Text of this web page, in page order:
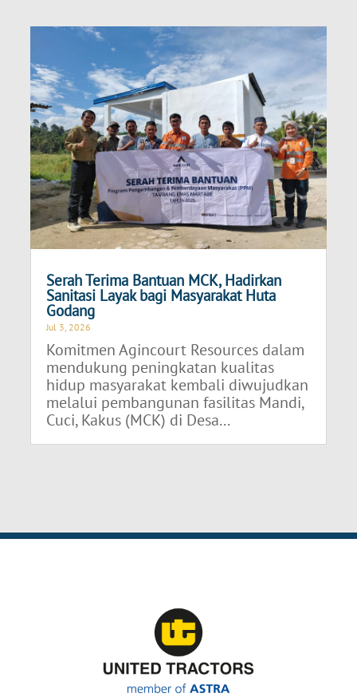
Serah Terima Bantuan MCK, Hadirkan
Sanitasi Layak bagi Masyarakat Huta
Godang
Jul 3, 2026
Komitmen Agincourt Resources dalam
mendukung peningkatan kualitas
hidup masyarakat kembali diwujudkan
melalui pembangunan fasilitas Mandi,
Cuci, Kakus (MCK) di Desa...